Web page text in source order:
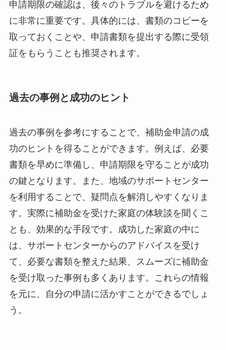
申請期限の確認は、後々のトラブルを避けるため
に非常に重要です。具体的には、書類のコピーを
取っておくことや、申請書類を提出する際に受領
証をもらうことも推奨されます。
過去の事例と成功のヒント
過去の事例を参考にすることで、補助金申請の成
功のヒントを得ることができます。例えば、必要
書類を早めに準備し、申請期限を守ることが成功
の鍵となります。また、地域のサポートセンター
を利用することで、疑問点を解消しやすくなりま
す。実際に補助金を受けた家庭の体験談を聞くこ
とも、効果的な手段です。成功した家庭の中に
は、サポートセンターからのアドバイスを受け
て、必要な書類を整えた結果、スムーズに補助金
を受け取った事例も多くあります。これらの情報
を元に、自分の申請に活かすことができるでしょ
う。